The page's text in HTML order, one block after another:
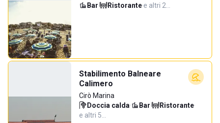
Bar· Ristorante·e altri 2…
Stabilimento Balneare
Calimero
Cirò Marina
Doccia calda· Bar· Ristorante·
e altri 5…